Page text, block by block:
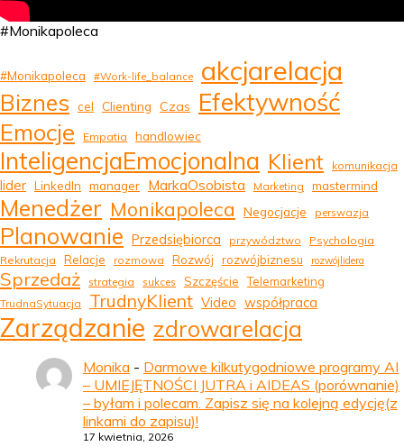
#Monikapoleca
#Monikapoleca #Work-life_balance akcjarelacja
Biznes cel Clienting Czas Efektywność
Emocje Empatia handlowiec
InteligencjaEmocjonalna Klient komunikacja
lider LinkedIn manager MarkaOsobista Marketing mastermind
Menedżer Monikapoleca Negocjacje perswazja
Planowanie Przedsiębiorca przywództwo
Psychologia
Rekrutacja
Relacje rozmowa Rozwój rozwójbiznesu rozwójlidera
Sprzedaż strategia sukces Szczęście Telemarketing
TrudnaSytuacja TrudnyKlient Video współpraca
Zarządzanie zdrowarelacja
Monika - Darmowe kilkutygodniowe programy AI
– UMIEJĘTNOŚCI JUTRA i AIDEAS (porównanie)
– byłam i polecam. Zapisz się na kolejną edycję(z
linkami do zapisu)!
17 kwietnia, 2026